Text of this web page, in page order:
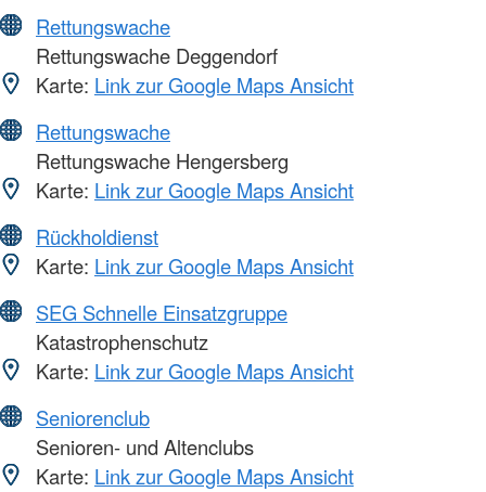
Rettungswache
Rettungswache Deggendorf
Karte: Link zur Google Maps Ansicht
Rettungswache
Rettungswache Hengersberg
Karte: Link zur Google Maps Ansicht
Rückholdienst
Karte: Link zur Google Maps Ansicht
SEG Schnelle Einsatzgruppe
Katastrophenschutz
Karte: Link zur Google Maps Ansicht
Seniorenclub
Senioren- und Altenclubs
Karte: Link zur Google Maps Ansicht